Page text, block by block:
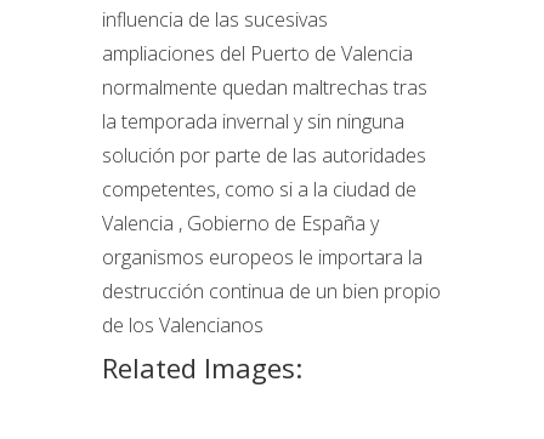
influencia de las sucesivas
ampliaciones del Puerto de Valencia
normalmente quedan maltrechas tras
la temporada invernal y sin ninguna
solución por parte de las autoridades
competentes, como si a la ciudad de
Valencia , Gobierno de España y
organismos europeos le importara la
destrucción continua de un bien propio
de los Valencianos
Related Images: